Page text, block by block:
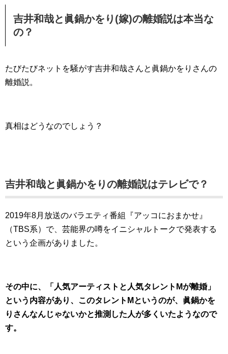
吉井和哉と眞鍋かをり(嫁)の離婚説は本当な
の？
たびたびネットを騒がす吉井和哉さんと眞鍋かをりさんの
離婚説。
真相はどうなのでしょう？
吉井和哉と眞鍋かをりの離婚説はテレビで？
2019年8月放送のバラエティ番組『アッコにおまかせ』
（TBS系）で、芸能界の噂をイニシャルトークで発表する
という企画がありました。
その中に、「人気アーティストと人気タレントMが離婚」
という内容があり、このタレントMというのが、眞鍋かを
りさんなんじゃないかと推測した人が多くいたようなので
す。